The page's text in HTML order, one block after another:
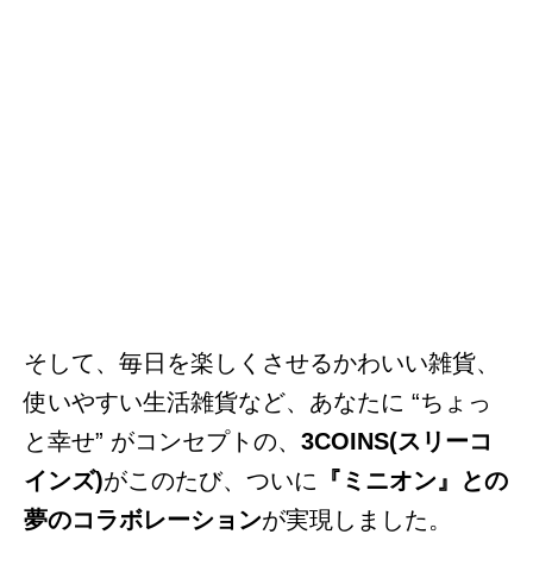
そして、毎日を楽しくさせるかわいい雑貨、
使いやすい生活雑貨など、あなたに “ちょっ
と幸せ” がコンセプトの、 3COINS(スリーコ
インズ)がこのたび、ついに 『ミニオン』との
夢のコラボレーションが実現しました。